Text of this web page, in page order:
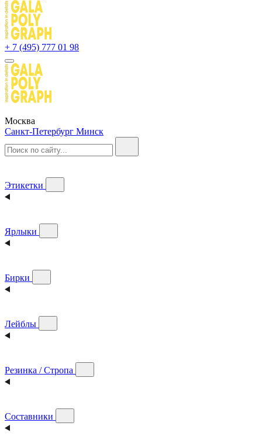
+ 7 (495) 777 01 98
Москва
Санкт-Петербург Минск
Этикетки
Ярлыки
Бирки
Лейблы
Резинка / Стропа
Составники